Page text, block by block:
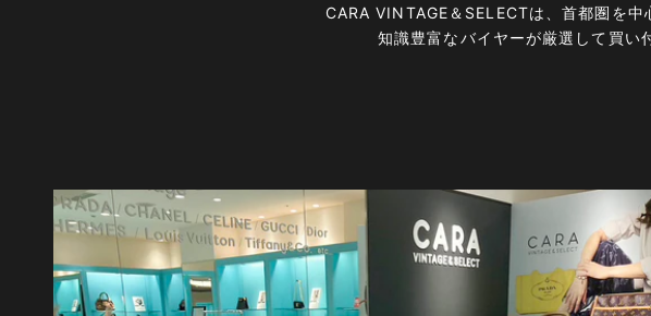
CARA VINTAGE＆SELECTは、首都圏を中
知識豊富なバイヤーが厳選して買い